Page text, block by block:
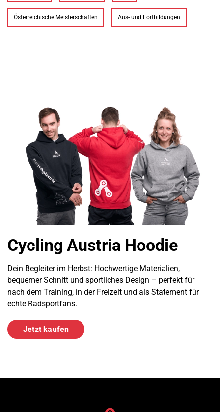
Österreichische Meisterschaften Aus- und Fortbildungen
Cycling Austria Hoodie
Dein Begleiter im Herbst: Hochwertige Materialien,
bequemer Schnitt und sportliches Design – perfekt für
nach dem Training, in der Freizeit und als Statement für
echte Radsportfans.
Jetzt kaufen